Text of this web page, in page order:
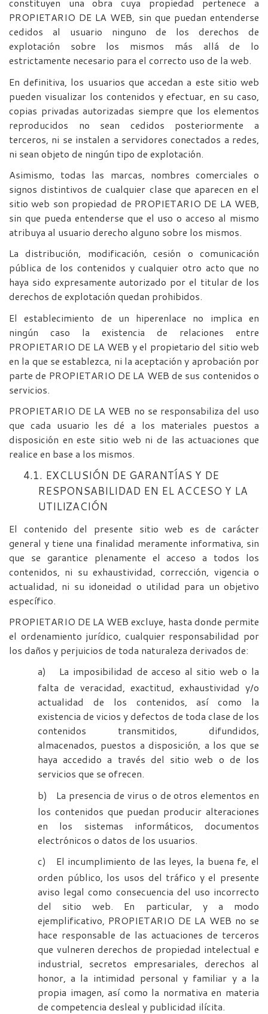
constituyen una obra cuya propiedad pertenece a
PROPIETARIO DE LA WEB, sin que puedan entenderse
cedidos al usuario ninguno de los derechos de
explotación sobre los mismos más allá de lo
estrictamente necesario para el correcto uso de la web.
En definitiva, los usuarios que accedan a este sitio web
pueden visualizar los contenidos y efectuar, en su caso,
copias privadas autorizadas siempre que los elementos
reproducidos no sean cedidos posteriormente a
terceros, ni se instalen a servidores conectados a redes,
ni sean objeto de ningún tipo de explotación.
Asimismo, todas las marcas, nombres comerciales o
signos distintivos de cualquier clase que aparecen en el
sitio web son propiedad de PROPIETARIO DE LA WEB,
sin que pueda entenderse que el uso o acceso al mismo
atribuya al usuario derecho alguno sobre los mismos.
La distribución, modificación, cesión o comunicación
pública de los contenidos y cualquier otro acto que no
haya sido expresamente autorizado por el titular de los
derechos de explotación quedan prohibidos.
El establecimiento de un hiperenlace no implica en
ningún caso la existencia de relaciones entre
PROPIETARIO DE LA WEB y el propietario del sitio web
en la que se establezca, ni la aceptación y aprobación por
parte de PROPIETARIO DE LA WEB de sus contenidos o
servicios.
PROPIETARIO DE LA WEB no se responsabiliza del uso
que cada usuario les dé a los materiales puestos a
disposición en este sitio web ni de las actuaciones que
realice en base a los mismos.
4.1. EXCLUSIÓN DE GARANTÍAS Y DE
RESPONSABILIDAD EN EL ACCESO Y LA
UTILIZACIÓN
El contenido del presente sitio web es de carácter
general y tiene una finalidad meramente informativa, sin
que se garantice plenamente el acceso a todos los
contenidos, ni su exhaustividad, corrección, vigencia o
actualidad, ni su idoneidad o utilidad para un objetivo
específico.
PROPIETARIO DE LA WEB excluye, hasta donde permite
el ordenamiento jurídico, cualquier responsabilidad por
los daños y perjuicios de toda naturaleza derivados de:
a)
La imposibilidad de acceso al sitio web o la
falta de veracidad, exactitud, exhaustividad y/o
actualidad de los contenidos, así como la
existencia de vicios y defectos de toda clase de los
contenidos transmitidos, difundidos,
almacenados, puestos a disposición, a los que se
haya accedido a través del sitio web o de los
servicios que se ofrecen.
b)
La presencia de virus o de otros elementos en
los contenidos que puedan producir alteraciones
en los sistemas informáticos, documentos
electrónicos o datos de los usuarios.
c)
El incumplimiento de las leyes, la buena fe, el
orden público, los usos del tráfico y el presente
aviso legal como consecuencia del uso incorrecto
del sitio web. En particular, y a modo
ejemplificativo, PROPIETARIO DE LA WEB no se
hace responsable de las actuaciones de terceros
que vulneren derechos de propiedad intelectual e
industrial, secretos empresariales, derechos al
honor, a la intimidad personal y familiar y a la
propia imagen, así como la normativa en materia
de competencia desleal y publicidad ilícita.